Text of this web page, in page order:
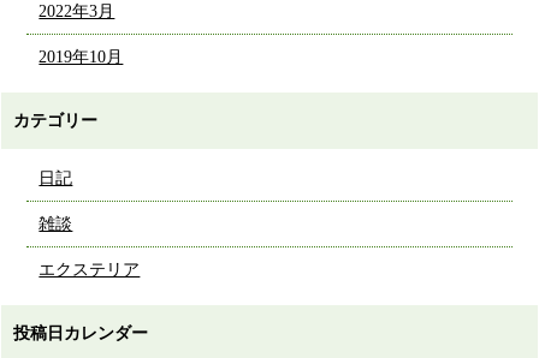
2022年3月
2019年10月
カテゴリー
日記
雑談
エクステリア
投稿日カレンダー